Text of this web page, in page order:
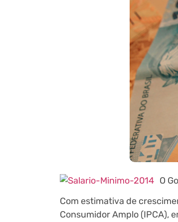
O
Com estimativa de
Consumidor Amplo (IPCA),